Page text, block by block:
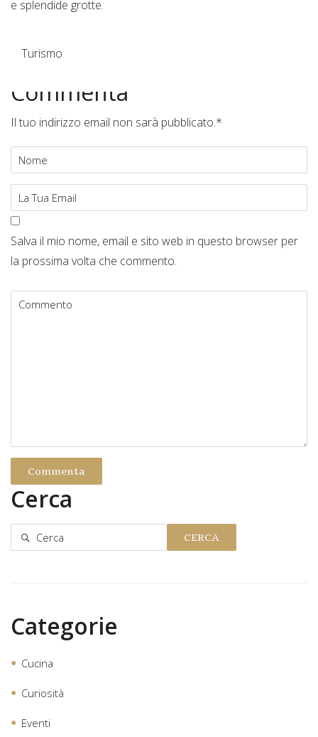
e splendide grotte.
Turismo
Commenta
Il tuo indirizzo email non sarà pubblicato.*
Salva il mio nome, email e sito web in questo browser per
la prossima volta che commento.
Cerca
CERCA
Categorie
Cucina
Curiosità
Eventi